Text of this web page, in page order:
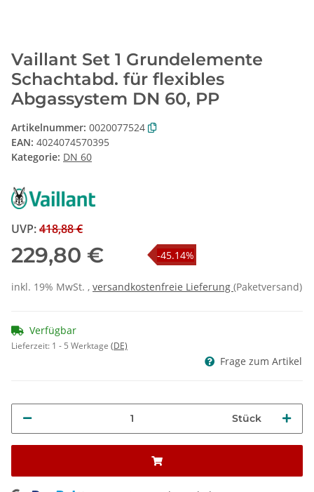
Vaillant Set 1 Grundelemente
Schachtabd. für flexibles
Abgassystem DN 60, PP
Artikelnummer: 0020077524
EAN: 4024074570395
Kategorie: DN 60
UVP:418,88 €
-45.14%
229,80 €
inkl. 19% MwSt. , versandkostenfreie Lieferung (Paketversand)
Verfügbar
Lieferzeit: 1 - 5 Werktage (DE)
Frage zum Artikel
Stück